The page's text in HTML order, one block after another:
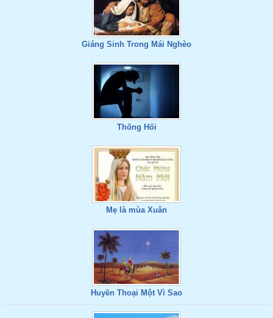
Giáng Sinh Trong Mái Nghèo
Thống Hối
Mẹ là mùa Xuân
Huyền Thoại Một Vì Sao